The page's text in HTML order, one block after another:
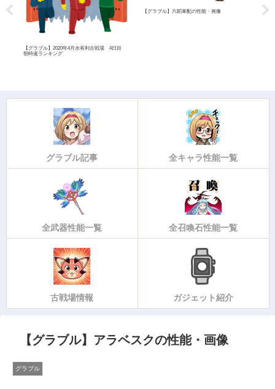
【グラブル】2020年4月水有利古戦場 4日目
朝時速ランキング
【グラブル】六韜軍配の性能・画像
【グ
画像
グラブル記事 全キャラ性能一覧
全武器性能一覧 全召喚石性能一覧
古戦場情報 ガジェット紹介
【グラブル】アラベスクの性能・画像
グラブル